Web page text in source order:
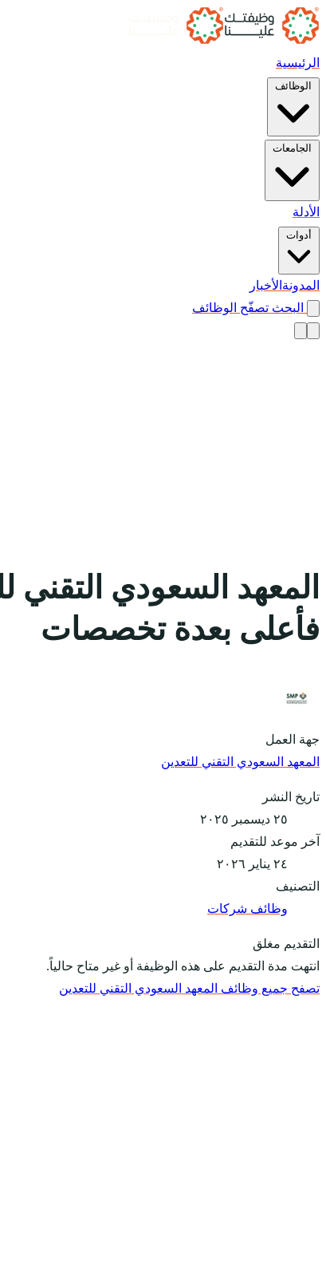
الرئيسية
الوظائف
الجامعات
الأدلة
أدوات
المدونة الأخبار
البحث تصفّح الوظائف
المعهد السعودي التقني
فأعلى بعدة تخصصات
جهة العمل
المعهد السعودي التقني للتعدين
تاريخ النشر
٢٥ ديسمبر ٢٠٢٥
آخر موعد للتقديم
٢٤ يناير ٢٠٢٦
التصنيف
وظائف شركات
التقديم مغلق
انتهت مدة التقديم على هذه الوظيفة أو غير متاح حالياً.
تصفح جميع وظائف المعهد السعودي التقني للتعدين